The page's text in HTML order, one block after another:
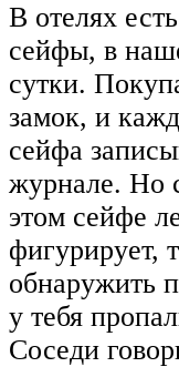
В отелях
сейфы, в
сутки.
замок, и
сейфа
журнале. Но
этом сейфе
фигурирует,
обнаружить
у тебя
Соседи